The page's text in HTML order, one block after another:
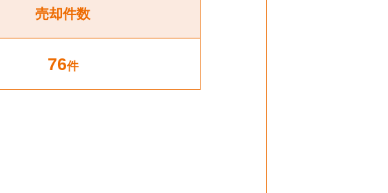
売却件数
76件